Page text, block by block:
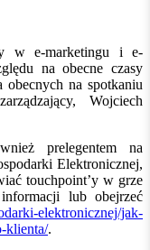
w e-marketingu i e-
na obecne czasy
obecnych na spotkaniu
Wojciech
prelegentem na
Elektronicznej,
touchpoint’y w grze
lub obejrzeć
elektronicznej/jak-
klienta/.